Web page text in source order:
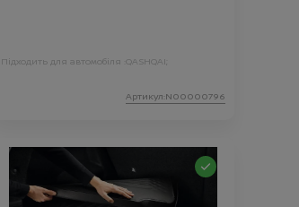
Підходить для автомобіля : QASHQAI;
Артикул:N00000796